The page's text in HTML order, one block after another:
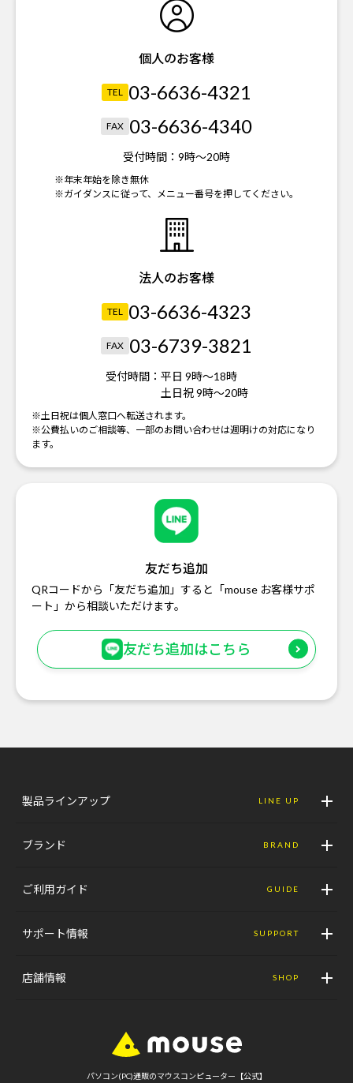
個人のお客様
TEL 03-6636-4321
FAX 03-6636-4340
受付時間： 9時～20時
※年末年始を除き無休
※ガイダンスに従って、メニュー番号を押してください。
法人のお客様
TEL 03-6636-4323
FAX 03-6739-3821
受付時間： 平日 9時～18時
土日祝 9時～20時
※土日祝は個人窓口へ転送されます。
※公費払いのご相談等、一部のお問い合わせは週明けの対応になり
ます。
友だち追加
QRコードから「友だち追加」すると「mouse お客様サポ
ート」から相談いただけます。
友だち追加はこちら
製品ラインアップ LINE UP
ブランド BRAND
ご利用ガイド GUIDE
サポート情報 SUPPORT
店舗情報 SHOP
パソコン(PC)通販のマウスコンピューター【公式】